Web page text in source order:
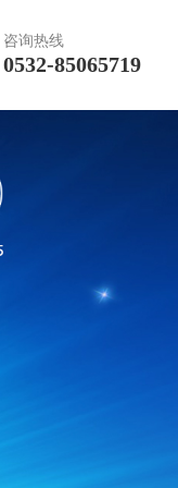
咨询热线
0532-85065719